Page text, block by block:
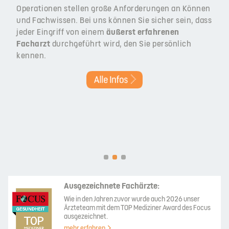
Operationen stellen große Anforderungen an Können
und Fachwissen. Bei uns können Sie sicher sein, dass
jeder Eingriff von einem äußerst erfahrenen
Facharzt durchgeführt wird, den Sie persönlich
kennen.
Ausgezeichnete Fachärzte:
Wie in den Jahren zuvor wurde auch 2026 unser
Ärzteteam mit dem TOP Mediziner Award des Focus
ausgezeichnet.